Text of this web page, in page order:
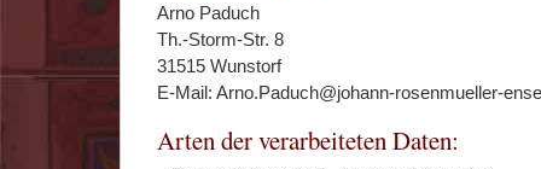
Arno Paduch
Th.-Storm-Str. 8
31515 Wunstorf
E-Mail: Arno.Paduch@johann-rosenmueller-
Arten der verarbeiteten Daten: